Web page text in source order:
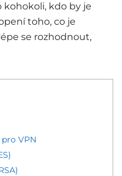
kdo by je
toho, co je
se rozhodnout,
VPN